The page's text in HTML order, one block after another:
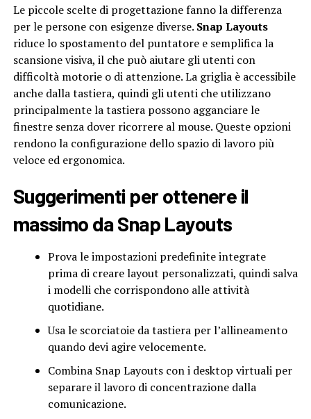
Le piccole scelte di progettazione fanno la differenza
per le persone con esigenze diverse. Snap Layouts
riduce lo spostamento del puntatore e semplifica la
scansione visiva, il che può aiutare gli utenti con
difficoltà motorie o di attenzione. La griglia è accessibile
anche dalla tastiera, quindi gli utenti che utilizzano
principalmente la tastiera possono agganciare le
finestre senza dover ricorrere al mouse. Queste opzioni
rendono la configurazione dello spazio di lavoro più
veloce ed ergonomica.
Suggerimenti per ottenere il
massimo da Snap Layouts
Prova le impostazioni predefinite integrate
prima di creare layout personalizzati, quindi salva
i modelli che corrispondono alle attività
quotidiane.
Usa le scorciatoie da tastiera per l’allineamento
quando devi agire velocemente.
Combina Snap Layouts con i desktop virtuali per
separare il lavoro di concentrazione dalla
comunicazione.